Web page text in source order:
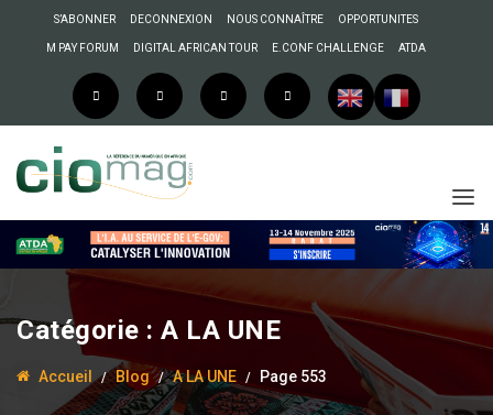
S’ABONNER DECONNEXION NOUS CONNAÎTRE OPPORTUNITES
M PAY FORUM DIGITAL AFRICAN TOUR E.CONF CHALLENGE ATDA
Catégorie : A LA UNE
Accueil Blog A LA UNE Page 553